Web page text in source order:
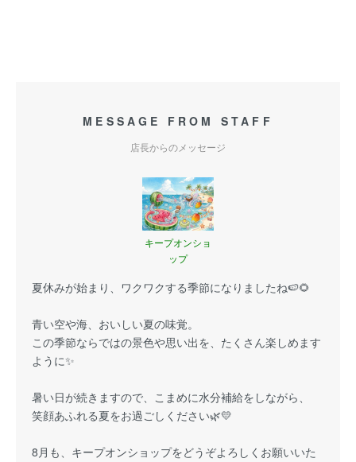
MESSAGE FROM STAFF
店長からのメッセージ
キープオンショ
ップ
夏休みが始まり、ワクワクする季節になりましたね🍉🌻
青い空や海、おいしい夏の味覚。
この季節ならではの景色や思い出を、たくさん楽しめます
ように✨
暑い日が続きますので、こまめに水分補給をしながら、
笑顔あふれる夏をお過ごしください🌿💛
8月も、キープオンショップをどうぞよろしくお願いいた